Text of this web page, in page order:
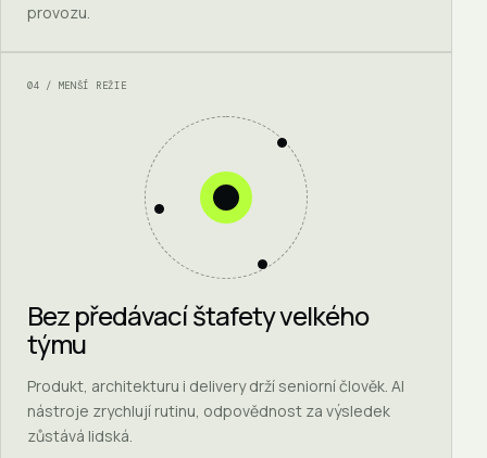
provozu.
04 / MENŠÍ REŽIE
Bez předávací štafety velkého
týmu
Produkt, architekturu i delivery drží seniorní člověk. AI
nástroje zrychlují rutinu, odpovědnost za výsledek
zůstává lidská.